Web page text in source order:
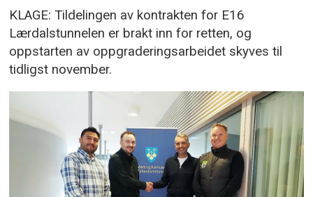
KLAGE: Tildelingen av kontrakten for E16
Lærdalstunnelen er brakt inn for retten, og
oppstarten av oppgraderingsarbeidet skyves til
tidligst november.